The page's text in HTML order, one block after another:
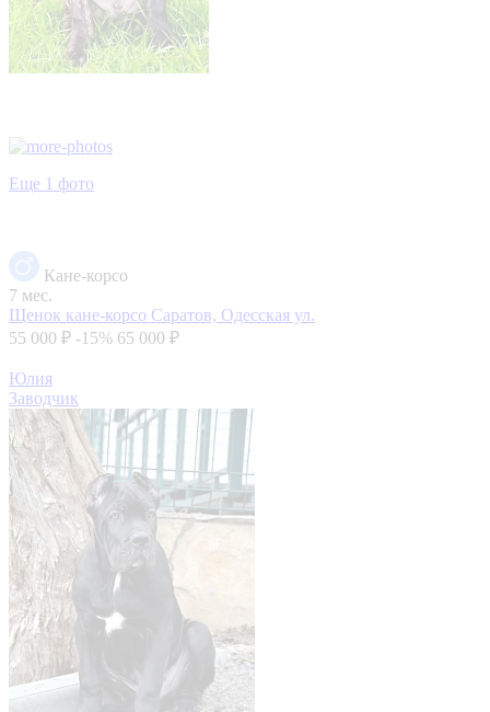
Еще 1 фото
Кане-корсо
7 мес.
Щенок кане-корсо Саратов, Одесская ул.
55 000 ₽ -15% 65 000 ₽
Юлия
Заводчик